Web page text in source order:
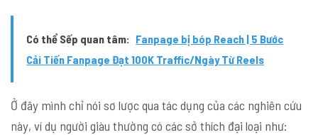
Có thể Sếp quan tâm: Fanpage bị bóp Reach | 5 Bước
Cải Tiến Fanpage Đạt 100K Traffic/Ngày Từ Reels
Ở đây mình chỉ nói sơ lược qua tác dụng của các nghiên cứu
này, ví dụ người giàu thường có các sở thích đại loại như: